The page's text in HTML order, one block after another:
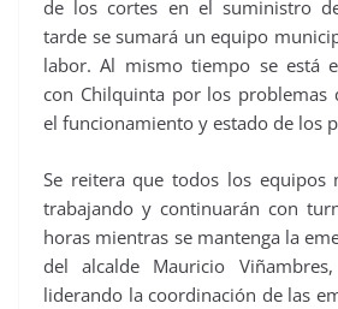
de los cortes en el suministro
tarde se sumará un equipo
labor. Al mismo tiempo se está
con Chilquinta por los problemas
el funcionamiento y estado de los
Se reitera que todos los equipos
trabajando y continuarán con
horas mientras se mantenga la
del alcalde Mauricio
liderando la coordinación de las